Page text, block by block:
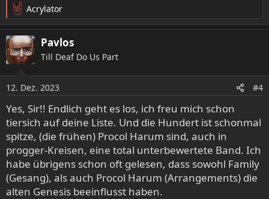
R
e
a
k
t
n
e
n
:
Acrylator
Pavlos
Till Deaf Do Us Part
12. Dez. 2023 #4
Yes, Sir!! Endlich geht es los, ich freu mich schon
tiersich auf deine Liste. Und die Hundert ist schonmal
spitze, (die frühen) Procol Harum sind, auch in
progger-Kreisen, eine total unterbewertete Band. Ich
habe übrigens schon oft gelesen, dass sowohl Family
(Gesang), als auch Procol Harum (Arrangements) die
alten Genesis beeinflusst haben.